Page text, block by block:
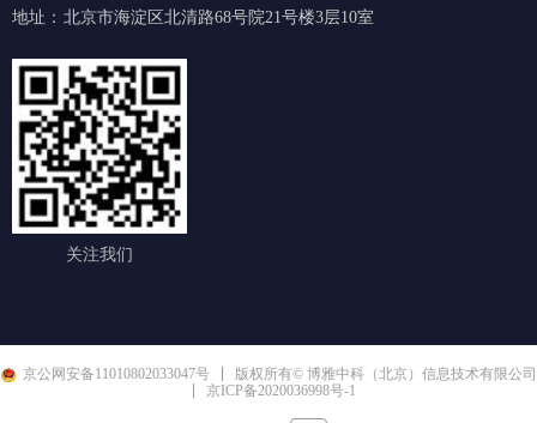
地址： 北京市海淀区北清路68号院21号楼3层10室
关注我们
京公网安备11010802033047号
版权所有© 博雅中科（北京）信息技术有限公司
京ICP备2020036998号-1